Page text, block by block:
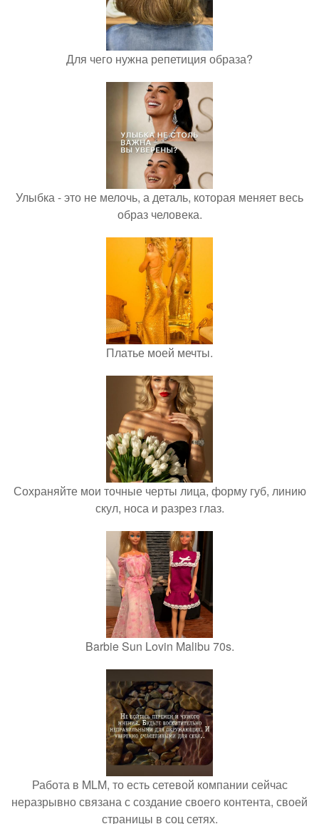
Для чего нужна репетиция образа?
Улыбка - это не мелочь, а деталь, которая меняет весь
образ человека.
Платье моей мечты.
Сохраняйте мои точные черты лица, форму губ, линию
скул, носа и разрез глаз.
Barbie Sun Lovin Malibu 70s.
Работа в MLM, то есть сетевой компании сейчас
неразрывно связана с создание своего контента, своей
страницы в соц сетях.